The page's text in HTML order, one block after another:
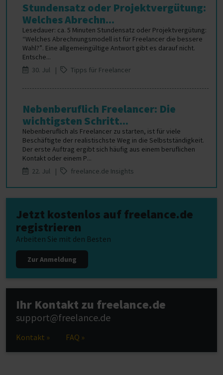
Stundensatz oder Projektvergütung:
Welches Abrechn...
Lesedauer: ca. 5 Minuten Stundensatz oder Projektvergütung:
“Welches Abrechnungsmodell ist für Freelancer die bessere
Wahl?”. Eine allgemeingültige Antwort gibt es darauf nicht.
Entsche...
30. Jul |
Tipps für Freelancer
Nebenberuflich Freelancer: Die
wichtigsten Schritt...
Nebenberuflich als Freelancer zu starten, ist für viele
Beschäftigte der realistischste Weg in die Selbstständigkeit.
Der erste Auftrag ergibt sich häufig aus einem beruflichen
Kontakt oder einem P...
22. Jul |
freelance.de Insights
Jetzt kostenlos auf freelance.de
registrieren
Arbeiten Sie mit den Besten
Zur Anmeldung
Ihr Kontakt zu freelance.de
support@freelance.de
Kontakt » FAQ »